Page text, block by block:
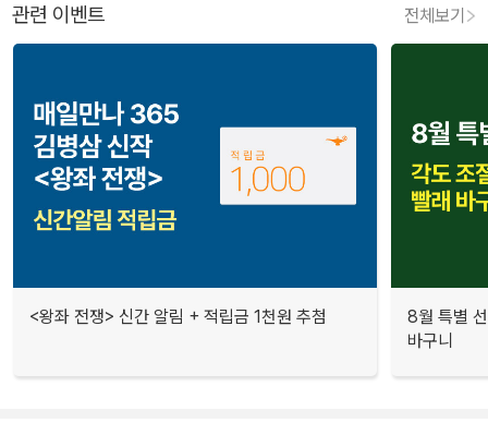
관련 이벤트 전체보기
<왕좌 전쟁> 신간 알림 + 적립금 1천원 추첨
8월 특별
바구니